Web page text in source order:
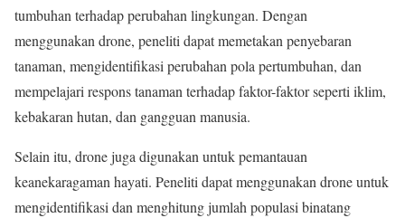
tumbuhan terhadap perubahan lingkungan. Dengan
menggunakan drone, peneliti dapat memetakan penyebaran
tanaman, mengidentifikasi perubahan pola pertumbuhan, dan
mempelajari respons tanaman terhadap faktor-faktor seperti iklim,
kebakaran hutan, dan gangguan manusia.
Selain itu, drone juga digunakan untuk pemantauan
keanekaragaman hayati. Peneliti dapat menggunakan drone untuk
mengidentifikasi dan menghitung jumlah populasi binatang